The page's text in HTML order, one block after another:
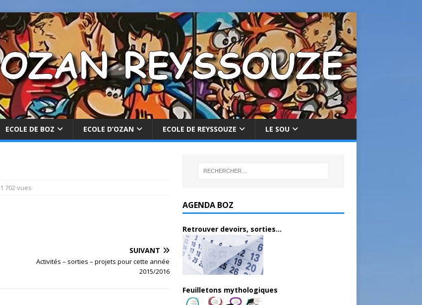
ECOLE DE BOZ ECOLE D’OZAN ECOLE DE REYSSOUZE LE SOU
1 702 vues
SUIVANT
Activités – sorties – projets pour cette année
2015/2016
AGENDA BOZ
Retrouver devoirs, sorties...
Feuilletons mythologiques